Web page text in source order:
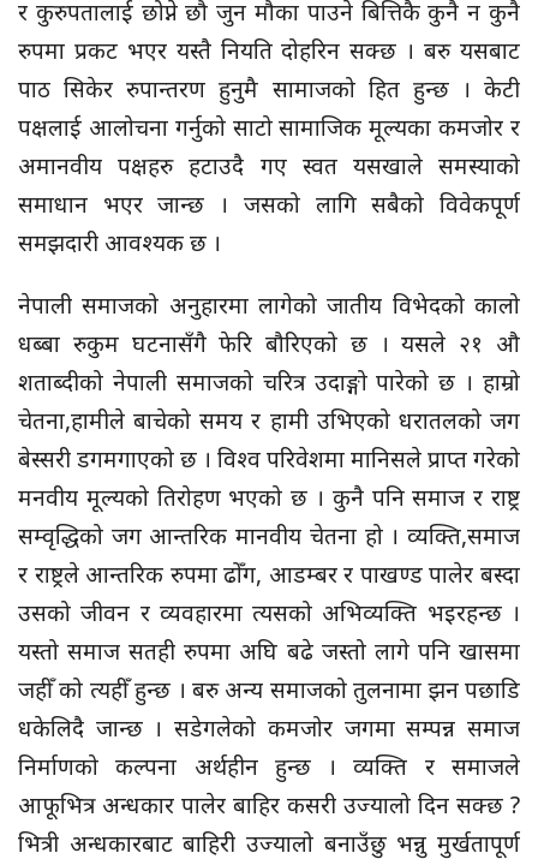
र कुरुपतालाई छोप्ने छौ जुन मौका पाउने बित्तिकै कुनै न कुनै
रुपमा प्रकट भएर यस्तै नियति दोहरिन सक्छ । बरु यसबाट
पाठ सिकेर रुपान्तरण हुनुमै सामाजको हित हुन्छ । केटी
पक्षलाई आलोचना गर्नुको साटो सामाजिक मूल्यका कमजोर र
अमानवीय पक्षहरु हटाउदै गए स्वत यसखाले समस्याको
समाधान भएर जान्छ । जसको लागि सबैको विवेकपूर्ण
समझदारी आवश्यक छ ।
नेपाली समाजको अनुहारमा लागेको जातीय विभेदको कालो
धब्बा रुकुम घटनासँगै फेरि बौरिएको छ । यसले २१ औ
शताब्दीको नेपाली समाजको चरित्र उदाङ्गो पारेको छ । हाम्रो
चेतना,हामीले बाचेको समय र हामी उभिएको धरातलको जग
बेस्सरी डगमगाएको छ । विश्व परिवेशमा मानिसले प्राप्त गरेको
मनवीय मूल्यको तिरोहण भएको छ । कुनै पनि समाज र राष्ट्र
सम्वृद्धिको जग आन्तरिक मानवीय चेतना हो । व्यक्ति,समाज
र राष्ट्रले आन्तरिक रुपमा ढोँग, आडम्बर र पाखण्ड पालेर बस्दा
उसको जीवन र व्यवहारमा त्यसको अभिव्यक्ति भइरहन्छ ।
यस्तो समाज सतही रुपमा अघि बढे जस्तो लागे पनि खासमा
जहीँ को त्यहीँ हुन्छ । बरु अन्य समाजको तुलनामा झन पछाडि
धकेलिदै जान्छ । सडेगलेको कमजोर जगमा सम्पन्न समाज
निर्माणको कल्पना अर्थहीन हुन्छ । व्यक्ति र समाजले
आफूभित्र अन्धकार पालेर बाहिर कसरी उज्यालो दिन सक्छ ?
भित्री अन्धकारबाट बाहिरी उज्यालो बनाउँछु भन्नु मुर्खतापूर्ण